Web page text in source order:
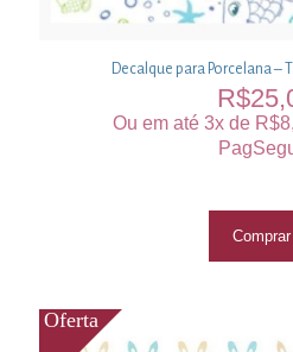
Decalque para Porcelana –
R$
Ou em até 3x de R$
Comprar